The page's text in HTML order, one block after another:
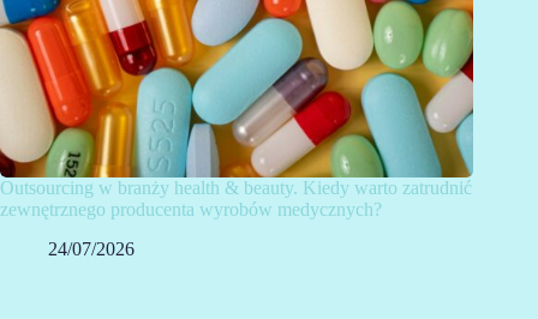
Outsourcing w branży health & beauty. Kiedy warto zatrudnić
zewnętrznego producenta wyrobów medycznych?
24/07/2026